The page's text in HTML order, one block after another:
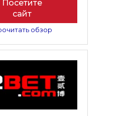
Посетите
сайт
обзор